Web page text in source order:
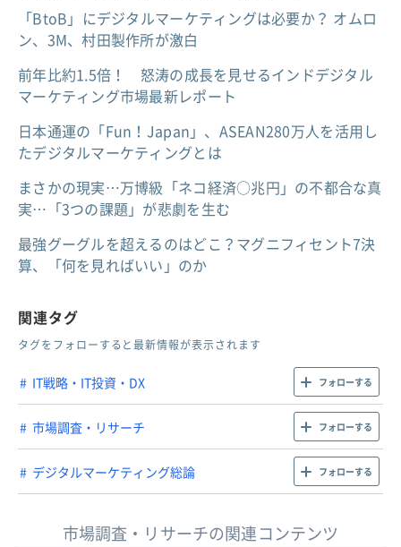
「BtoB」にデジタルマーケティングは必要か？ オムロ
ン、3M、村田製作所が激白
前年比約1.5倍！ 怒涛の成長を見せるインドデジタル
マーケティング市場最新レポート
日本通運の「Fun！Japan」、ASEAN280万人を活用し
たデジタルマーケティングとは
まさかの現実…万博級「ネコ経済○兆円」の不都合な真
実…「3つの課題」が悲劇を生む
最強グーグルを超えるのはどこ？マグニフィセント7決
算、「何を見ればいい」のか
関連タグ
タグをフォローすると最新情報が表示されます
IT戦略・IT投資・DX フォローする
市場調査・リサーチ フォローする
デジタルマーケティング総論 フォローする
市場調査・リサーチの関連コンテンツ